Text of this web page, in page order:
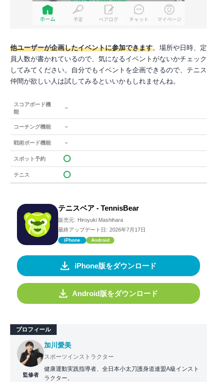
他ユーザーが企画したイベントに参加できます。場所や日時、定
員人数が書かれているので、気になるイベントがないかチェック
してみてください。自分でもイベントを企画できるので、テニス
仲間が欲しい人は試してみるといいかもしれませんね。
スコアボード機
能
－
コーチング機能 －
戦術ボード機能 －
スポット予約
テニス
テニスベア - TennisBear
販売元: Hiroyuki Mashihara
最終アップデート日: 2026年7月17日
iPhone Android
iPhone版をダウンロード
Android版をダウンロード
プロフィール
監修者
加川愛美
スポーツインストラクター
健康運動実践指導者、全日本小太刀護身道連盟A級インスト
ラクター。